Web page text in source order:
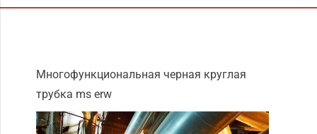
Многофункциональная черная круглая
трубка ms erw